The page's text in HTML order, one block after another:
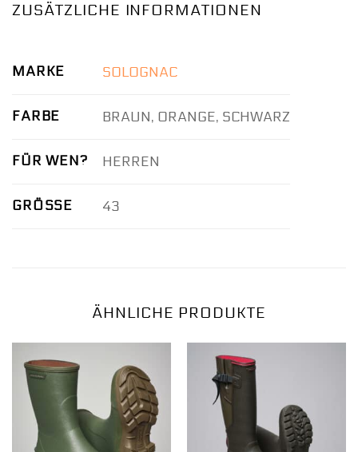
ZUSÄTZLICHE INFORMATIONEN
MARKE SOLOGNAC
FARBE BRAUN, ORANGE, SCHWARZ
FÜR WEN? HERREN
GRÖSSE 43
ÄHNLICHE PRODUKTE